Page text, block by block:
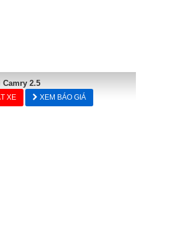
2.5
XE XEM BÁO GIÁ